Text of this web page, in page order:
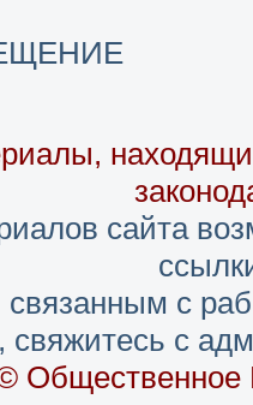
сайта
с
свяжитесь с
Общественное